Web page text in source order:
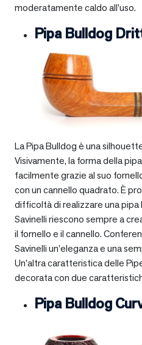
moderatamente caldo all’uso.
Pipa Bulldog
La Pipa Bulldog è una
Visivamente, la forma della
facilmente grazie al suo
con un cannello quadrato. È
difficoltà di realizzare una pipa
Savinelli riescono sempre a
il fornello e il cannello.
Savinelli un’eleganza e una
Un’altra caratteristica delle
decorata con due
Pipa Bulldog